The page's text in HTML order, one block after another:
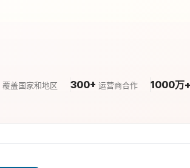
覆盖国家和地区 300+ 运营商合作 1000万+